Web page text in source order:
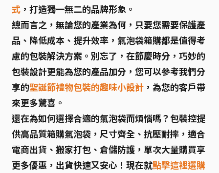
式 ，打造獨一無二的品牌形象。
總而言之，無論您的產業為何，只要您需要保護產
品、降低成本、提升效率，氣泡袋箱購都是值得考
慮的包裝解決方案。別忘了，在節慶時分，巧妙的
包裝設計更能為您的產品加分，您可以參考我們分
享的聖誕節禮物包裝的趣味小設計 ，為您的客戶帶
來更多驚喜。
還在為如何選擇合適的氣泡袋而煩惱嗎？包裝控提
供高品質箱購氣泡袋，尺寸齊全、抗壓耐摔，適合
電商出貨、搬家打包、倉儲防護，單次大量購買享
更多優惠，出貨快速又安心！現在就點擊這裡選購